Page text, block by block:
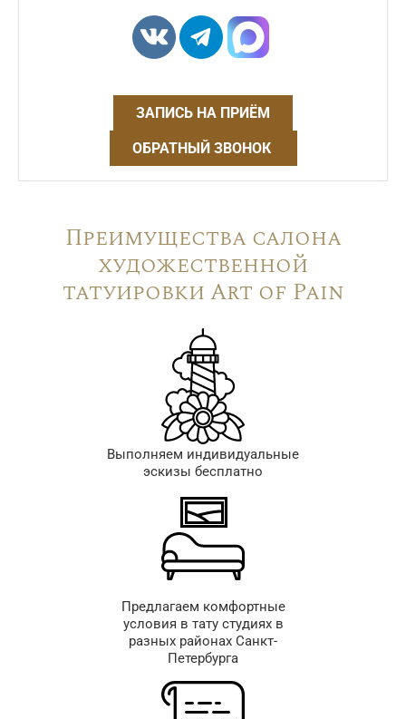
ЗАПИСЬ НА ПРИЁМ
ОБРАТНЫЙ ЗВОНОК
Преимущества салона
художественной
татуировки Art of Pain
Выполняем индивидуальные
эскизы бесплатно
Предлагаем комфортные
условия в тату студиях в
разных районах Санкт-
Петербурга